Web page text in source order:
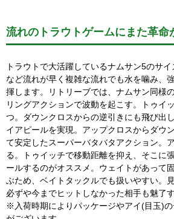
流れのトラウトゲームにまた革命
トラウトで大活躍しているナムサン5のサ
など流れが早く複雑な流れでも水を噛み、
揮します。リトリーブでは、ナムサン同様
リングアクションで波動を起こす。トゥイ
つ。ダウンクロスからの逆引きにも飛び出
イアピールを実現。アップクロスからダウ
て安定したスーパーバタバタアクション。
る。トゥイッチで移動距離を抑え、そこに
ールするのがオススメ。ウェイトがあって
ぶため、ベイトタックルでも扱いやすい。
必ずや今までヒットしなかった相手も魅了
※入荷時期によりパッケージやアイ(目玉)